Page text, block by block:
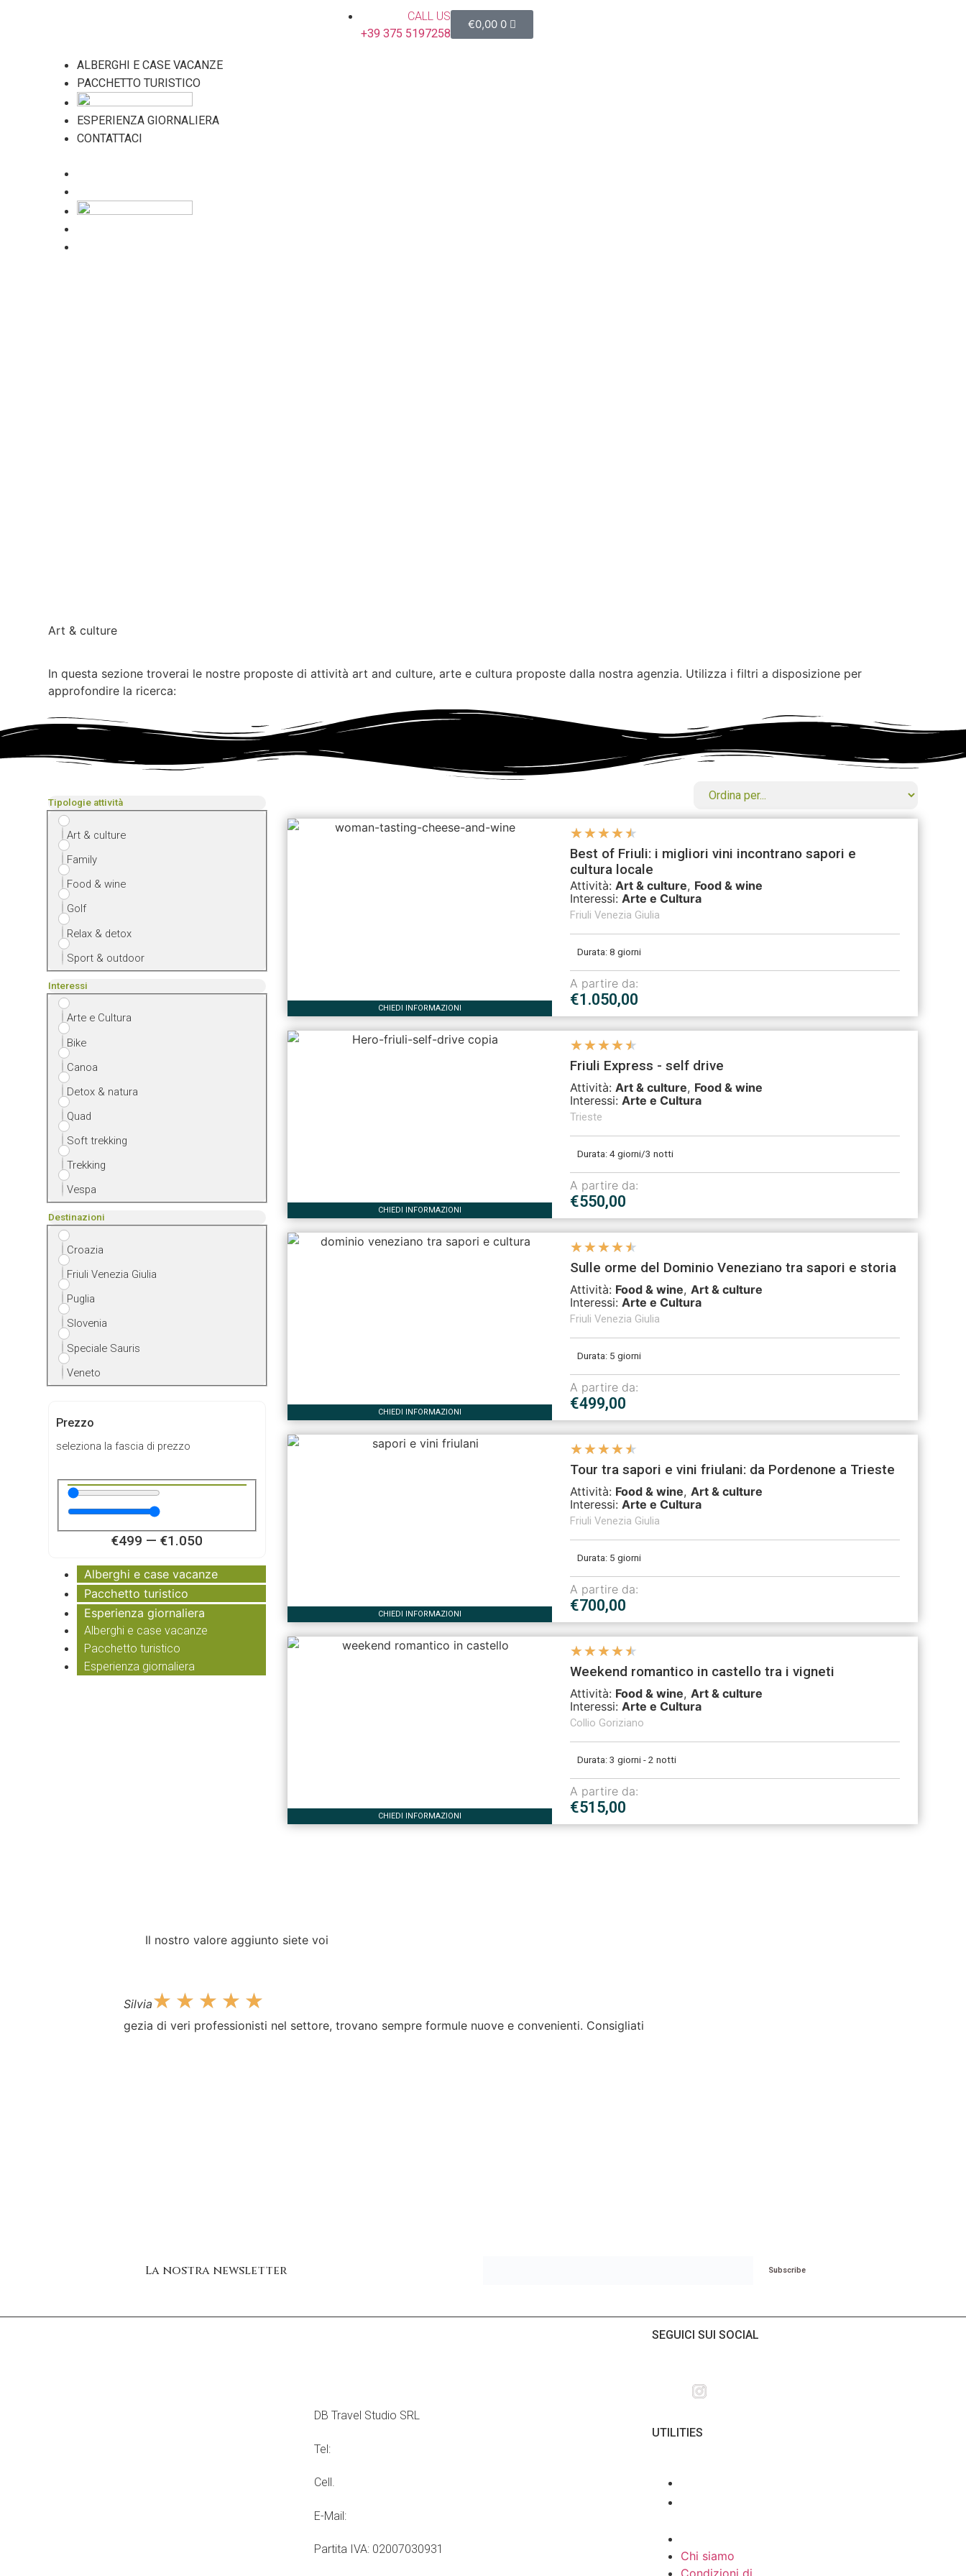
CALL US
+39 375 5197258
€0,00 0
ALBERGHI E CASE VACANZE
PACCHETTO TURISTICO
ESPERIENZA GIORNALIERA
CONTATTACI
Art & culture
In questa sezione troverai le nostre proposte di attività art and culture, arte e cultura proposte dalla nostra agenzia. Utilizza i filtri a disposizione per
approfondire la ricerca:
Tipologie attività
Art & culture
Family
Food & wine
Golf
Relax & detox
Sport & outdoor
Interessi
Arte e Cultura
Bike
Canoa
Detox & natura
Quad
Soft trekking
Trekking
Vespa
Destinazioni
Croazia
Friuli Venezia Giulia
Puglia
Slovenia
Speciale Sauris
Veneto
Prezzo
seleziona la fascia di prezzo
€499 — €1.050
Alberghi e case vacanze
Pacchetto turistico
Esperienza giornaliera
Alberghi e case vacanze
Pacchetto turistico
Esperienza giornaliera
CHIEDI INFORMAZIONI
★★★★★
Best of Friuli: i migliori vini incontrano sapori e
cultura locale
Attività:Art & culture, Food & wine
Interessi:Arte e Cultura
Friuli Venezia Giulia
Durata: 8 giorni
A partire da:
€1.050,00
CHIEDI INFORMAZIONI
★★★★★
Friuli Express - self drive
Attività:Art & culture, Food & wine
Interessi:Arte e Cultura
Trieste
Durata: 4 giorni/3 notti
A partire da:
€550,00
CHIEDI INFORMAZIONI
★★★★★
Sulle orme del Dominio Veneziano tra sapori e storia
Attività: Food & wine, Art & culture
Interessi:Arte e Cultura
Friuli Venezia Giulia
Durata: 5 giorni
A partire da:
€499,00
CHIEDI INFORMAZIONI
★★★★★
Tour tra sapori e vini friulani: da Pordenone a Trieste
Attività: Food & wine, Art & culture
Interessi:Arte e Cultura
Friuli Venezia Giulia
Durata: 5 giorni
A partire da:
€700,00
CHIEDI INFORMAZIONI
★★★★★
Weekend romantico in castello tra i vigneti
Attività: Food & wine, Art & culture
Interessi:Arte e Cultura
Collio Goriziano
Durata: 3 giorni - 2 notti
A partire da:
€515,00
Il nostro valore aggiunto siete voi
Silvia☆ ☆ ☆ ☆ ☆
gezia di veri professionisti nel settore, trovano sempre formule nuove e convenienti. Consigliati
La nostra newsletter Subscribe
DB Travel Studio SRL
Tel:
Cell.
E-Mail:
Partita IVA: 02007030931
SEGUICI SUI SOCIAL
UTILITIES
Chi siamo
Condizioni di